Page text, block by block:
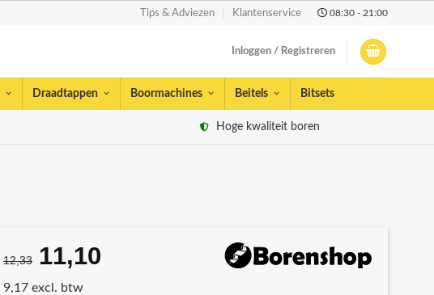
Tips & Adviezen Klantenservice 08:30 - 21:00
Inloggen / Registreren
Draadtappen Boormachines Beitels Bitsets
Hoge kwaliteit boren
12,33
Oorspronkelijke
prijs
11,10
9,17 excl. btw